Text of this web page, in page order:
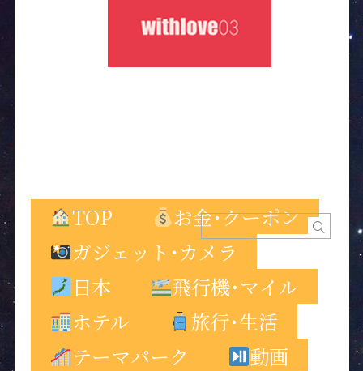
TOP
お金･クーポン
ガジェット･カメラ
日本
飛行機･マイル
ホテル
旅行･生活
テーマパーク
動画